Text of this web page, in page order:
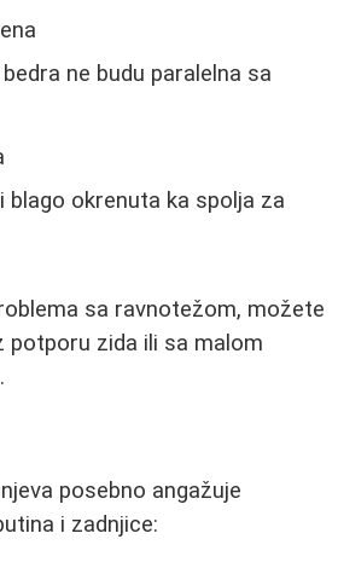
ne budu paralelna sa
blago okrenuta ka spolja za
sa ravnotežom, možete
potporu zida ili sa malom
posebno angažuje
i zadnjice: